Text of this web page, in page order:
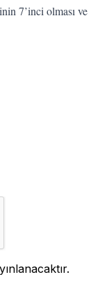
7’inci olması ve